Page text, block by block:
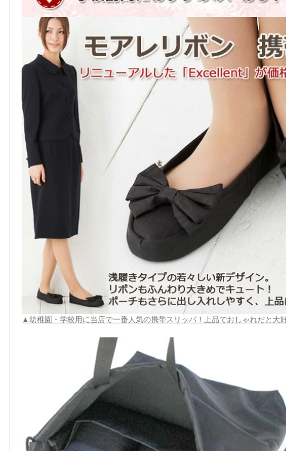
▲幼稚園・学校用に当店で一番人気の携帯スリッパ！上品でおしゃれだと大好